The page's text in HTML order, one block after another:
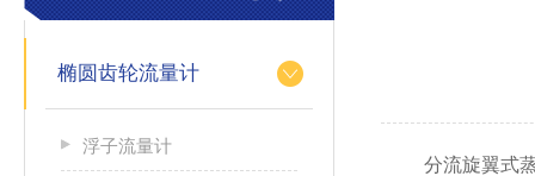
椭圆齿轮流量计
浮子流量计
分流旋翼式蒸